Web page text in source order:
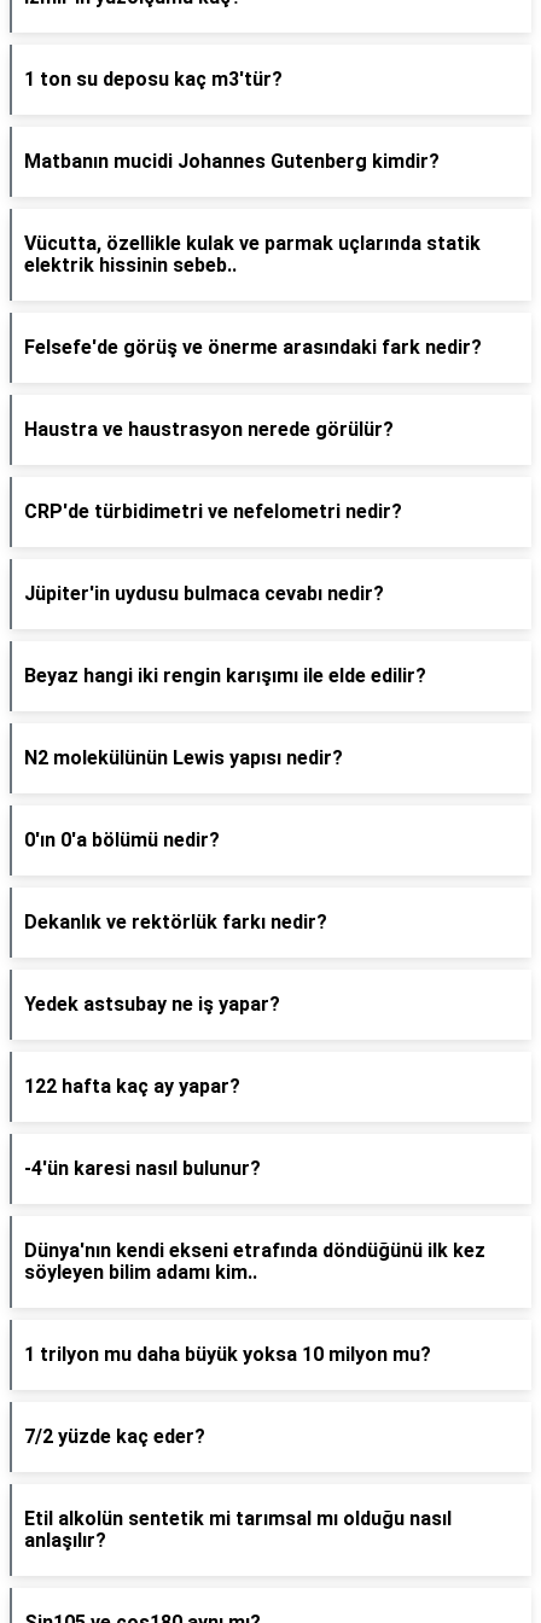
1 ton su deposu kaç m3'tür?
Matbanın mucidi Johannes Gutenberg kimdir?
Vücutta, özellikle kulak ve parmak uçlarında statik
elektrik hissinin sebeb..
Felsefe'de görüş ve önerme arasındaki fark nedir?
Haustra ve haustrasyon nerede görülür?
CRP'de türbidimetri ve nefelometri nedir?
Jüpiter'in uydusu bulmaca cevabı nedir?
Beyaz hangi iki rengin karışımı ile elde edilir?
N2 molekülünün Lewis yapısı nedir?
0'ın 0'a bölümü nedir?
Dekanlık ve rektörlük farkı nedir?
Yedek astsubay ne iş yapar?
122 hafta kaç ay yapar?
-4'ün karesi nasıl bulunur?
Dünya'nın kendi ekseni etrafında döndüğünü ilk kez
söyleyen bilim adamı kim..
1 trilyon mu daha büyük yoksa 10 milyon mu?
7/2 yüzde kaç eder?
Etil alkolün sentetik mi tarımsal mı olduğu nasıl
anlaşılır?